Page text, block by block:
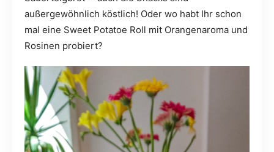
außergewöhnlich köstlich! Oder wo habt Ihr schon
mal eine Sweet Potatoe Roll mit Orangenaroma und
Rosinen probiert?